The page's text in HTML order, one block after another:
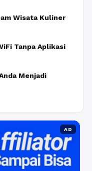
Wisata Kuliner
Tanpa Aplikasi
Menjadi
AD